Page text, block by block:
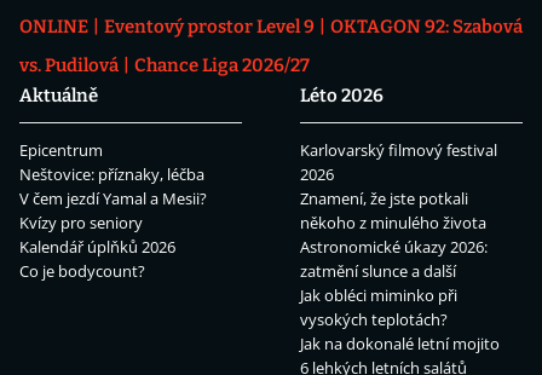
ONLINE
Eventový prostor Level 9
OKTAGON 92: Szabová
vs. Pudilová
Chance Liga 2026/27
Aktuálně
Epicentrum
Neštovice: příznaky, léčba
V čem jezdí Yamal a Mesii?
Kvízy pro seniory
Kalendář úplňků 2026
Co je bodycount?
Léto 2026
Karlovarský filmový festival
2026
Znamení, že jste potkali
někoho z minulého života
Astronomické úkazy 2026:
zatmění slunce a další
Jak obléci miminko při
vysokých teplotách?
Jak na dokonalé letní mojito
6 lehkých letních salátů